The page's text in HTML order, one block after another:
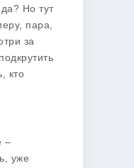
Но тут
пара,
за
кто
–
уже